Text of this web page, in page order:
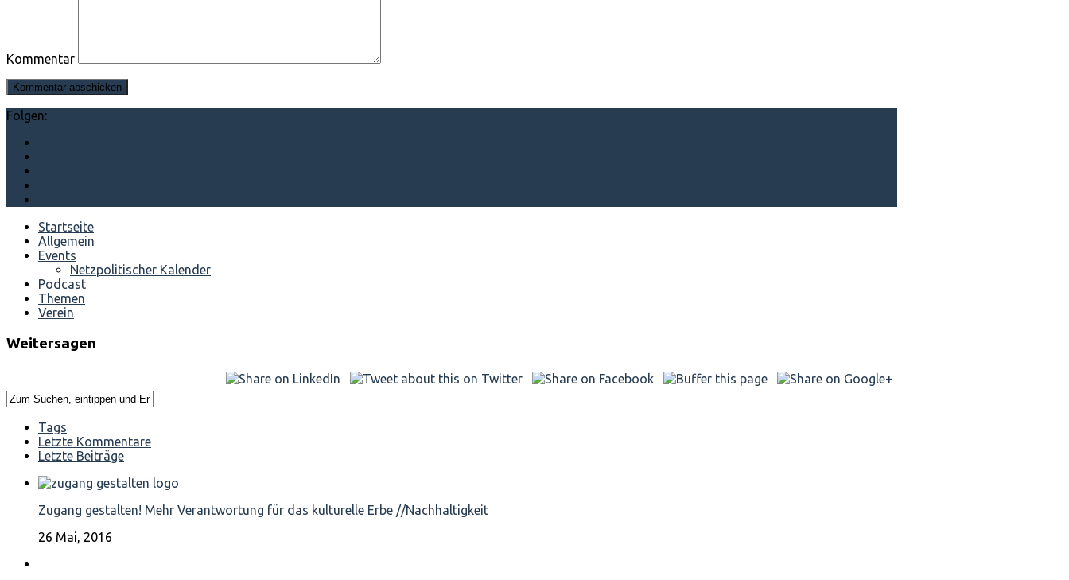
Kommentar
Folgen:
Startseite
Allgemein
Events
Netzpolitischer Kalender
Podcast
Themen
Verein
Weitersagen
Tags
Letzte Kommentare
Letzte Beiträge
Zugang gestalten! Mehr Verantwortung für das kulturelle Erbe //Nachhaltigkeit
26 Mai, 2016